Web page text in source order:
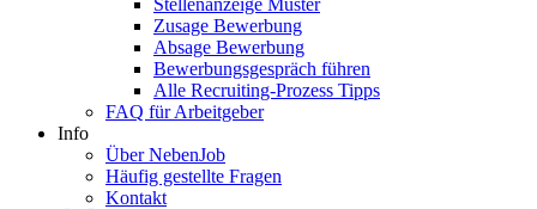
Stellenanzeige Muster
Zusage Bewerbung
Absage Bewerbung
Bewerbungsgespräch führen
Alle Recruiting-Prozess Tipps
FAQ für Arbeitgeber
Info
Über NebenJob
Häufig gestellte Fragen
Kontakt